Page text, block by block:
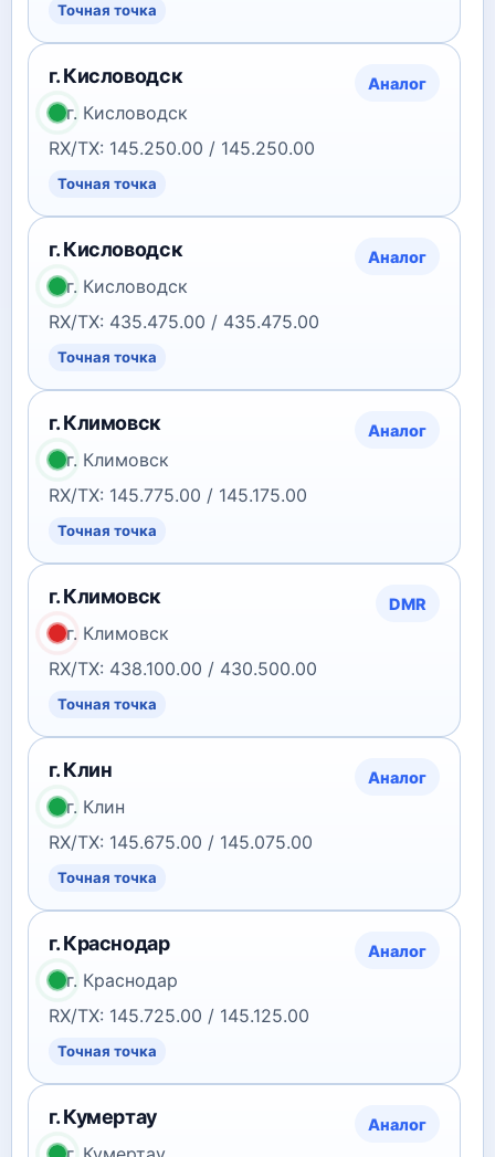
Точная точка
г. Кисловодск Аналог
г. Кисловодск
RX/TX: 145.250.00 / 145.250.00
Точная точка
г. Кисловодск Аналог
г. Кисловодск
RX/TX: 435.475.00 / 435.475.00
Точная точка
г. Климовск Аналог
г. Климовск
RX/TX: 145.775.00 / 145.175.00
Точная точка
г. Климовск DMR
г. Климовск
RX/TX: 438.100.00 / 430.500.00
Точная точка
г. Клин Аналог
г. Клин
RX/TX: 145.675.00 / 145.075.00
Точная точка
г. Краснодар Аналог
г. Краснодар
RX/TX: 145.725.00 / 145.125.00
Точная точка
г. Кумертау Аналог